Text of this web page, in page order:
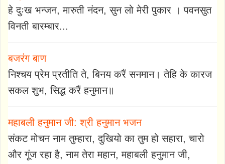
हे दुःख भन्जन, मारुती नंदन, सुन लो मेरी पुकार । पवनसुत
विनती बारम्बार...
बजरंग बाण
निश्चय प्रेम प्रतीति ते, बिनय करैं सनमान। तेहि के कारज
सकल शुभ, सिद्ध करैं हनुमान॥
महाबली हनुमान जी: श्री हनुमान भजन
संकट मोचन नाम तुम्हारा, दुखियो का तुम हो सहारा, चारो
और गूंज रहा है, नाम तेरा महान, महाबली हनुमान जी,